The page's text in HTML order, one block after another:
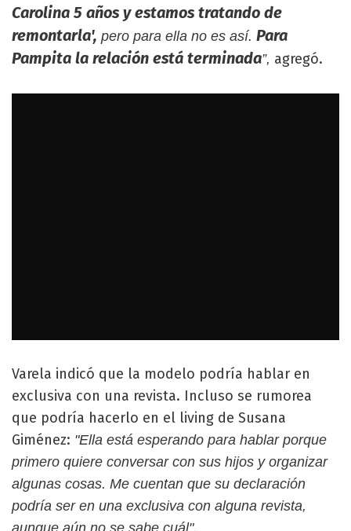
Carolina 5 años y estamos tratando de
remontarla', pero para ella no es así. Para
Pampita la relación está terminada”, agregó.
Varela indicó que la modelo podría hablar en
exclusiva con una revista. Incluso se rumorea
que podría hacerlo en el living de Susana
Giménez: "Ella está esperando para hablar porque
primero quiere conversar con sus hijos y organizar
algunas cosas. Me cuentan que su declaración
podría ser en una exclusiva con alguna revista,